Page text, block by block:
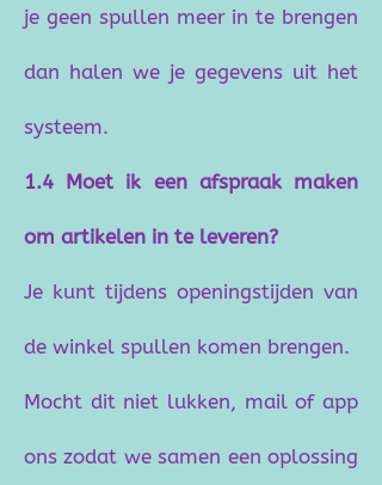
je geen spullen meer in te brengen
dan halen we je gegevens uit het
systeem.
1.4 Moet ik een afspraak maken
om artikelen in te leveren?
Je kunt tijdens openingstijden van
de winkel spullen komen brengen.
Mocht dit niet lukken, mail of app
ons zodat we samen een oplossing